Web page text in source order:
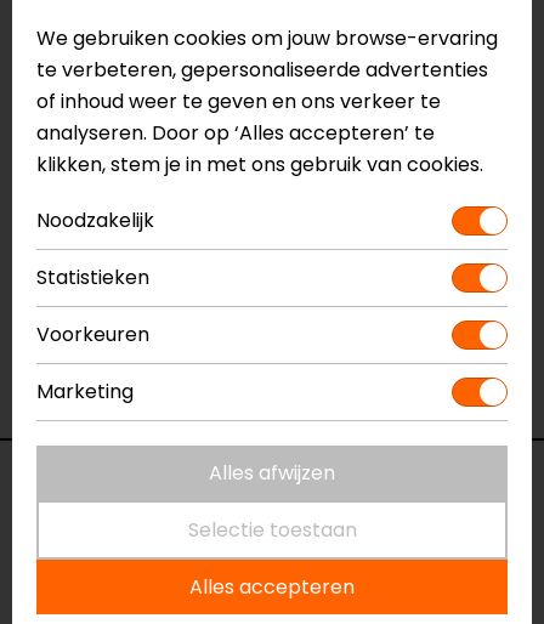
Model
7SEC21MQ
Merk
SECA
Kleur
Zwart-Grijs
Aanritsbaar
Rits rondom
Certificeringsklasse
AA
Materiaal
Rijstijl
Seizoen
Zomer, Mid-season
Thermovoering Ja/Nee
Ventilatie
Ventilatieritsen
Waterdicht
We gebruiken cookies om jouw browse-ervaring
te verbeteren, gepersonaliseerde advertenties
of inhoud weer te geven en ons verkeer te
analyseren. Door op ‘Alles accepteren’ te
klikken, stem je in met ons gebruik van cookies.
Noodzakelijk
Statistieken
Voorkeuren
Marketing
Alles afwijzen
Selectie toestaan
Alles accepteren